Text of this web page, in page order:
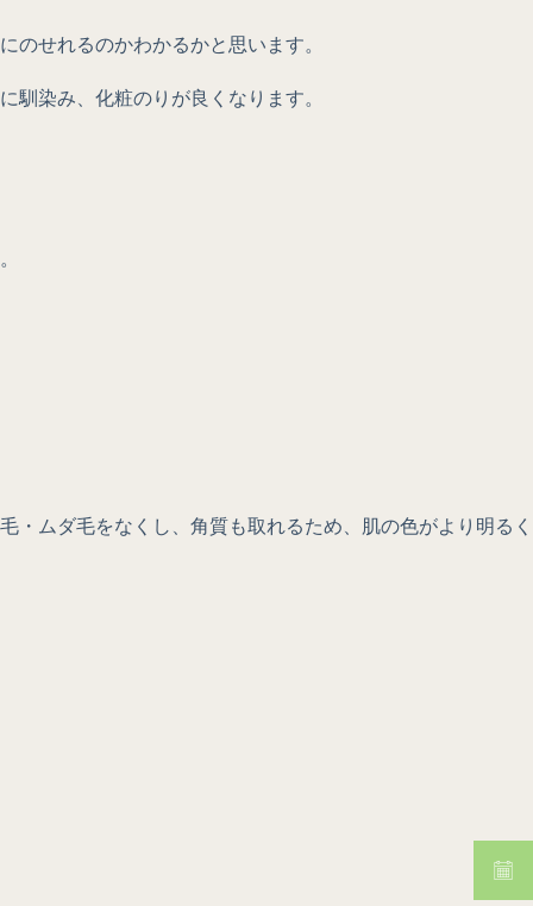
のせれるのかわかるかと思います。
馴染み、化粧のりが良くなります。
ムダ毛をなくし、角質も取れるため、肌の色がより明るく